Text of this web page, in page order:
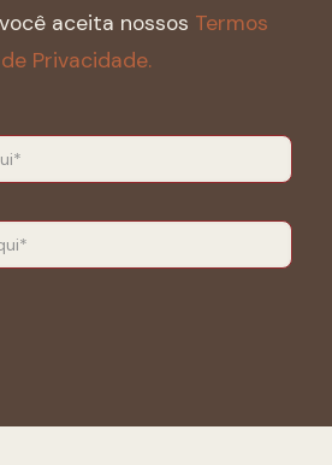
aceita nossos Termos
Privacidade.